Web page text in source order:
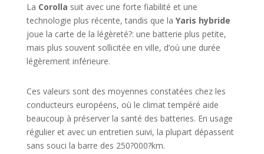
La Corolla suit avec une forte fiabilité et une
technologie plus récente, tandis que la Yaris hybride
joue la carte de la légèreté?: une batterie plus petite,
mais plus souvent sollicitée en ville, d’où une durée
légèrement inférieure.
Ces valeurs sont des moyennes constatées chez les
conducteurs européens, où le climat tempéré aide
beaucoup à préserver la santé des batteries. En usage
régulier et avec un entretien suivi, la plupart dépassent
sans souci la barre des 250?000?km.